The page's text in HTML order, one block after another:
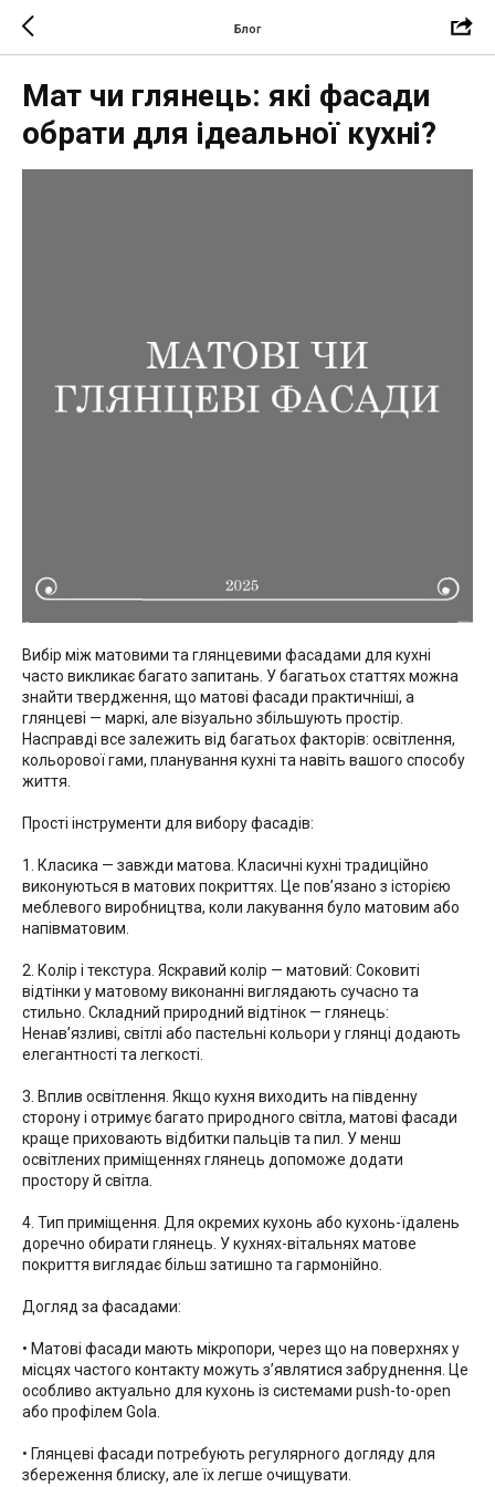
Блог
Мат чи глянець: які фасади
обрати для ідеальної кухні?
Вибір між матовими та глянцевими фасадами для кухні
часто викликає багато запитань. У багатьох статтях можна
знайти твердження, що матові фасади практичніші, а
глянцеві — маркі, але візуально збільшують простір.
Насправді все залежить від багатьох факторів: освітлення,
кольорової гами, планування кухні та навіть вашого способу
життя.
Прості інструменти для вибору фасадів:
1. Класика — завжди матова. Класичні кухні традиційно
виконуються в матових покриттях. Це пов’язано з історією
меблевого виробництва, коли лакування було матовим або
напівматовим.
2. Колір і текстура. Яскравий колір — матовий: Соковиті
відтінки у матовому виконанні виглядають сучасно та
стильно. Складний природний відтінок — глянець:
Ненав’язливі, світлі або пастельні кольори у глянці додають
елегантності та легкості.
3. Вплив освітлення. Якщо кухня виходить на південну
сторону і отримує багато природного світла, матові фасади
краще приховають відбитки пальців та пил. У менш
освітлених приміщеннях глянець допоможе додати
простору й світла.
4. Тип приміщення. Для окремих кухонь або кухонь-їдалень
доречно обирати глянець. У кухнях-вітальнях матове
покриття виглядає більш затишно та гармонійно.
Догляд за фасадами:
• Матові фасади мають мікропори, через що на поверхнях у
місцях частого контакту можуть з’являтися забруднення. Це
особливо актуально для кухонь із системами push-to-open
або профілем Gola.
• Глянцеві фасади потребують регулярного догляду для
збереження блиску, але їх легше очищувати.